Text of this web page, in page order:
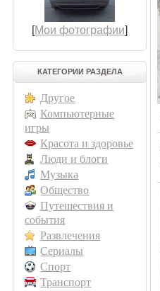
[Мои фотографии]
КАТЕГОРИИ РАЗДЕЛА
Другое
Компьютерные
игры
Красота и здоровье
Люди и блоги
Музыка
Общество
Путешествия и
события
Развлечения
Сериалы
Спорт
Транспорт